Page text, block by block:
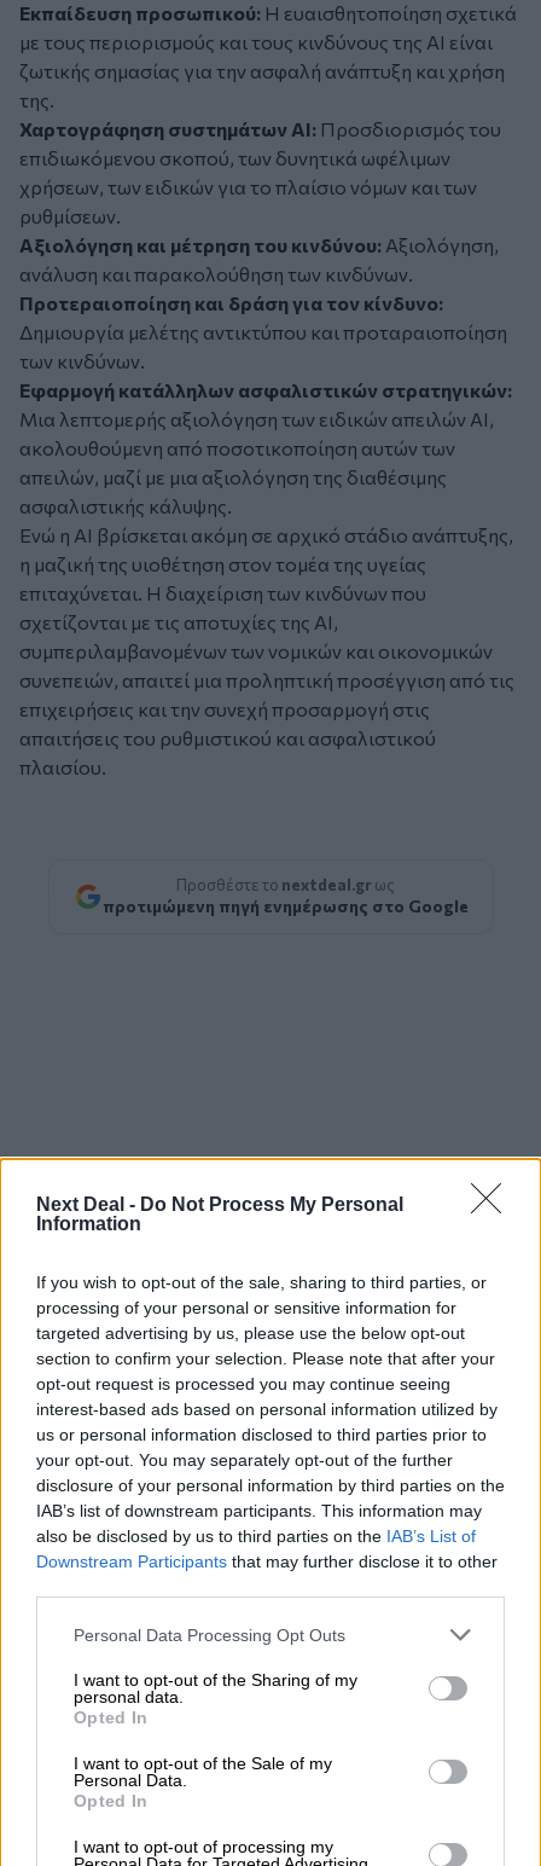
Next Deal - Do Not Process My Personal
Information
If you wish to opt-out of the sale, sharing to third parties, or
processing of your personal or sensitive information for
targeted advertising by us, please use the below opt-out
section to confirm your selection. Please note that after your
opt-out request is processed you may continue seeing
interest-based ads based on personal information utilized by
us or personal information disclosed to third parties prior to
your opt-out. You may separately opt-out of the further
disclosure of your personal information by third parties on the
IAB’s list of downstream participants. This information may
also be disclosed by us to third parties on the IAB’s List of
Downstream Participants that may further disclose it to other
Personal Data Processing Opt Outs
I want to opt-out of the Sharing of my
personal data.
Opted In
I want to opt-out of the Sale of my
Personal Data.
Opted In
I want to opt-out of processing my
Εκπαίδευση προσωπικού: Η ευαισθητοποίηση σχετικά
με τους περιορισμούς και τους κινδύνους της AI είναι
ζωτικής σημασίας για την ασφαλή ανάπτυξη και χρήση
της.
Χαρτογράφηση συστημάτων AI: Προσδιορισμός του
επιδιωκόμενου σκοπού, των δυνητικά ωφέλιμων
χρήσεων, των ειδικών για το πλαίσιο νόμων και των
ρυθμίσεων.
Αξιολόγηση και μέτρηση του κινδύνου: Αξιολόγηση,
ανάλυση και παρακολούθηση των κινδύνων.
Προτεραιοποίηση και δράση για τον κίνδυνο:
Δημιουργία μελέτης αντικτύπου και προταραιοποίηση
των κινδύνων.
Εφαρμογή κατάλληλων ασφαλιστικών στρατηγικών:
Μια λεπτομερής αξιολόγηση των ειδικών απειλών AI,
ακολουθούμενη από ποσοτικοποίηση αυτών των
απειλών, μαζί με μια αξιολόγηση της διαθέσιμης
ασφαλιστικής κάλυψης.
Ενώ η AI βρίσκεται ακόμη σε αρχικό στάδιο ανάπτυξης,
η μαζική της υιοθέτηση στον τομέα της υγείας
επιταχύνεται. Η διαχείριση των κινδύνων που
σχετίζονται με τις αποτυχίες της AI,
συμπεριλαμβανομένων των νομικών και οικονομικών
συνεπειών, απαιτεί μια προληπτική προσέγγιση από τις
επιχειρήσεις και την συνεχή προσαρμογή στις
απαιτήσεις του ρυθμιστικού και ασφαλιστικού
πλαισίου.
Προσθέστε το nextdeal.gr ως
προτιμώμενη πηγή ενημέρωσης στο Google
Ροή ειδήσεων Δημοφιλή
ελπίδας για τους ογκολογικούς ασθενείς μέσω κλινικών
07.08.2026 - 13:16
Χρήστος Γεωργόπουλος – «ΕΡΡΙΚΟΣ ΝΤΥΝΑΝ»/ΚΕΝΤΡΟ
ΑΝΑΠΛΑΣΗ
07.08.2026 - 12:25
Bäte συνδέει τα αποτελέσματα με το κλείσιμο του